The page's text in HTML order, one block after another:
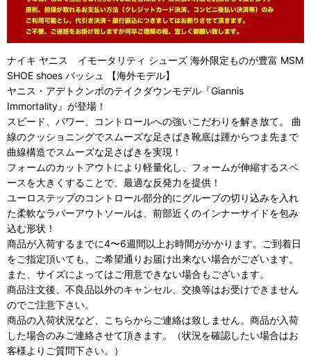
ナイキ ヤニス イモータリティ シューズ 海外限定ものが豊富 MSM
SHOE shoes バッシュ 【海外モデル】
ヤニス・アデトクンポのテイクダウンモデル『Giannis
Immortality』が登場！
スピード、パワー、コントロールへの強いこだわりを解き放て。 曲
線のクッショニングでスムーズな足さばき靴底は踵からつま先まで
曲線構造でスムーズな足さばきを実現！
フォームのカットアウトにより軽量化し、フォームが伸縮するスペ
ースを大きくすることで、最適な反発力を提供！
ユーロステップのコントロール部分的にグルーブの切り込みを入れ
た柔軟なラバーアウトソールは、前部近くのインナーサイドを包み
込む形状！
商品が入荷するまでに4〜6週間以上お時間がかかります。ご到着日
をご指定頂いても、ご希望通りお届け出来ない場合がございます。
また、サイズによってはご用意できない場合もございます。
商品注文後、不良品以外のキャンセル、交換等はお受けできません
のでご注意下さい。
商品の入荷状況など、こちらからご連絡は致しません。商品が入荷
した場合のみご連絡させて頂きます。（状況を確認したい場合はお
客様よりご質問下さい。）